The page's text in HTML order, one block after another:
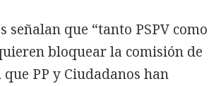
señalan que “tanto PSPV como
bloquear la comisión de
PP y Ciudadanos han